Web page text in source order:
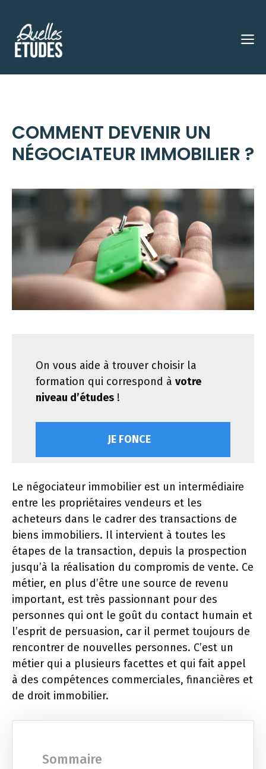
contenu
COMMENT DEVENIR UN
NÉGOCIATEUR IMMOBILIER ?
On vous aide à trouver choisir la
formation qui correspond à votre
niveau d’études !
JE FONCE
Le négociateur immobilier est un intermédiaire
entre les propriétaires vendeurs et les
acheteurs dans le cadrer des transactions de
biens immobiliers. Il intervient à toutes les
étapes de la transaction, depuis la prospection
jusqu’à la réalisation du compromis de vente. Ce
métier, en plus d’être une source de revenu
important, est très passionnant pour des
personnes qui ont le goût du contact humain et
l’esprit de persuasion, car il permet toujours de
rencontrer de nouvelles personnes. C’est un
métier qui a plusieurs facettes et qui fait appel
à des compétences commerciales, financières et
de droit immobilier.
Sommaire